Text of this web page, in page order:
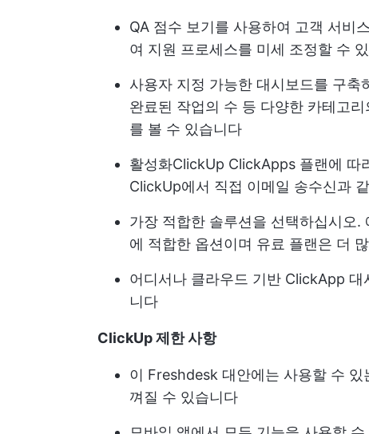
QA 점수 보기를 사용하여 고객 서비
여 지원 프로세스를 미세 조정할 수
사용자 지정 가능한 대시보드를 구
완료된 작업의 수 등 다양한 카테고
를 볼 수 있습니다
활성화ClickUp ClickApps 플랜에 따
ClickUp에서 직접 이메일 송수신과
가장 적합한 솔루션을 선택하십시오.
에 적합한 옵션이며 유료 플랜은 더
어디서나 클라우드 기반 ClickApp
니다
ClickUp 제한 사항
이 Freshdesk 대안에는 사용할 수
껴질 수 있습니다